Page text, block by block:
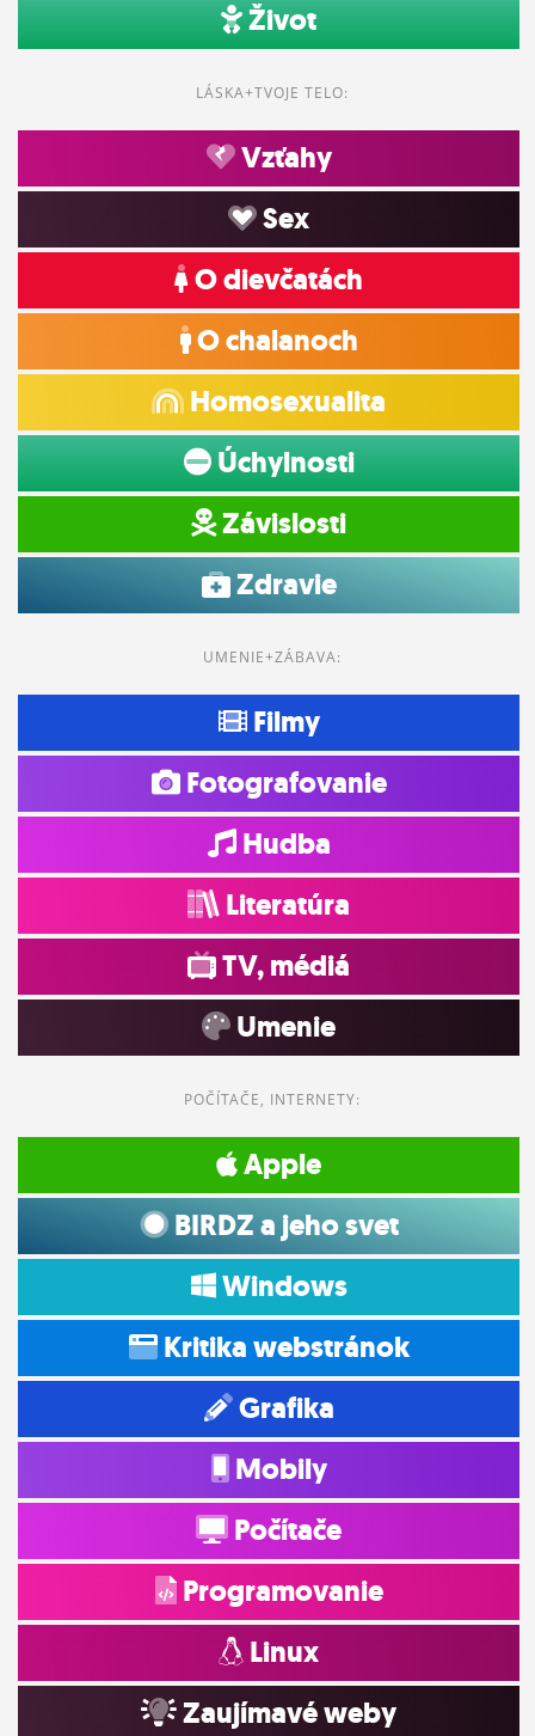
Život
LÁSKA+TVOJE TELO:
Vzťahy
Sex
O dievčatách
O chalanoch
Homosexualita
Úchylnosti
Závislosti
Zdravie
UMENIE+ZÁBAVA:
Filmy
Fotografovanie
Hudba
Literatúra
TV, médiá
Umenie
POČÍTAČE, INTERNETY:
Apple
BIRDZ a jeho svet
Windows
Kritika webstránok
Grafika
Mobily
Počítače
Programovanie
Linux
Zaujímavé weby